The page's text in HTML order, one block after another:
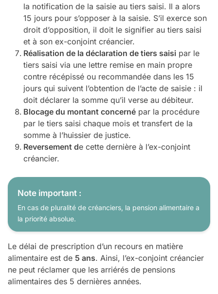
la notification de la saisie au tiers saisi. Il a alors
15 jours pour s’opposer à la saisie. S’il exerce son
droit d’opposition, il doit le signifier au tiers saisi
et à son ex-conjoint créancier.
Réalisation de la déclaration de tiers saisi par le
tiers saisi via une lettre remise en main propre
contre récépissé ou recommandée dans les 15
jours qui suivent l’obtention de l’acte de saisie : il
doit déclarer la somme qu’il verse au débiteur.
Blocage du montant concerné par la procédure
par le tiers saisi chaque mois et transfert de la
somme à l’huissier de justice.
Reversement de cette dernière à l’ex-conjoint
créancier.
Note important :
En cas de pluralité de créanciers, la pension alimentaire a
la priorité absolue.
Le délai de prescription d’un recours en matière
alimentaire est de 5 ans. Ainsi, l’ex-conjoint créancier
ne peut réclamer que les arriérés de pensions
alimentaires des 5 dernières années.